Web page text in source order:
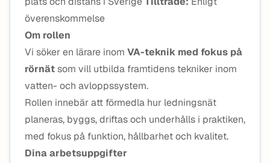
överenskommelse
Om rollen
Vi söker en lärare inom VA-teknik med fokus på
rörnätsom vill utbilda framtidens tekniker inom
vatten- och avloppssystem.
Rollen innebär att förmedla hur ledningsnät
planeras, byggs, driftas och underhålls i praktiken,
med fokus på funktion, hållbarhet och kvalitet.
Dina arbetsuppgifter